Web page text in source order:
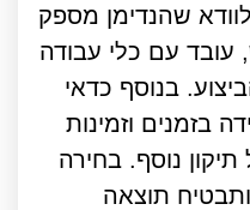
שהנדימן מספק
עם כלי עבודה
בנוסף כדאי
בזמנים וזמינות
נוסף. בחירה
תוצאה